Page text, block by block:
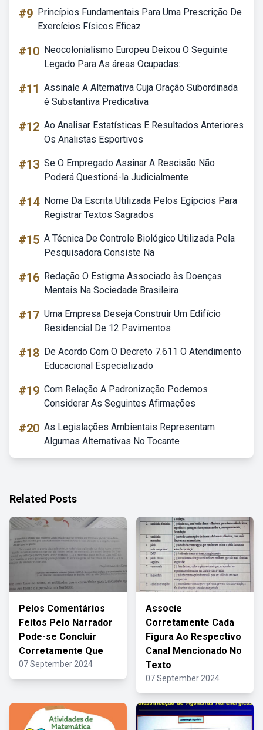
#9 Princípios Fundamentais Para Uma Prescrição De
Exercícios Físicos Eficaz
#10 Neocolonialismo Europeu Deixou O Seguinte
Legado Para As áreas Ocupadas:
#11 Assinale A Alternativa Cuja Oração Subordinada
é Substantiva Predicativa
#12 Ao Analisar Estatísticas E Resultados Anteriores
Os Analistas Esportivos
#13 Se O Empregado Assinar A Rescisão Não
Poderá Questioná-la Judicialmente
#14 Nome Da Escrita Utilizada Pelos Egípcios Para
Registrar Textos Sagrados
#15 A Técnica De Controle Biológico Utilizada Pela
Pesquisadora Consiste Na
#16 Redação O Estigma Associado às Doenças
Mentais Na Sociedade Brasileira
#17 Uma Empresa Deseja Construir Um Edifício
Residencial De 12 Pavimentos
#18 De Acordo Com O Decreto 7.611 O Atendimento
Educacional Especializado
#19 Com Relação A Padronização Podemos
Considerar As Seguintes Afirmações
#20 As Legislações Ambientais Representam
Algumas Alternativas No Tocante
Related Posts
Pelos Comentários
Feitos Pelo Narrador
Pode-se Concluir
Corretamente Que
07 September 2024
Associe
Corretamente Cada
Figura Ao Respectivo
Canal Mencionado No
Texto
07 September 2024